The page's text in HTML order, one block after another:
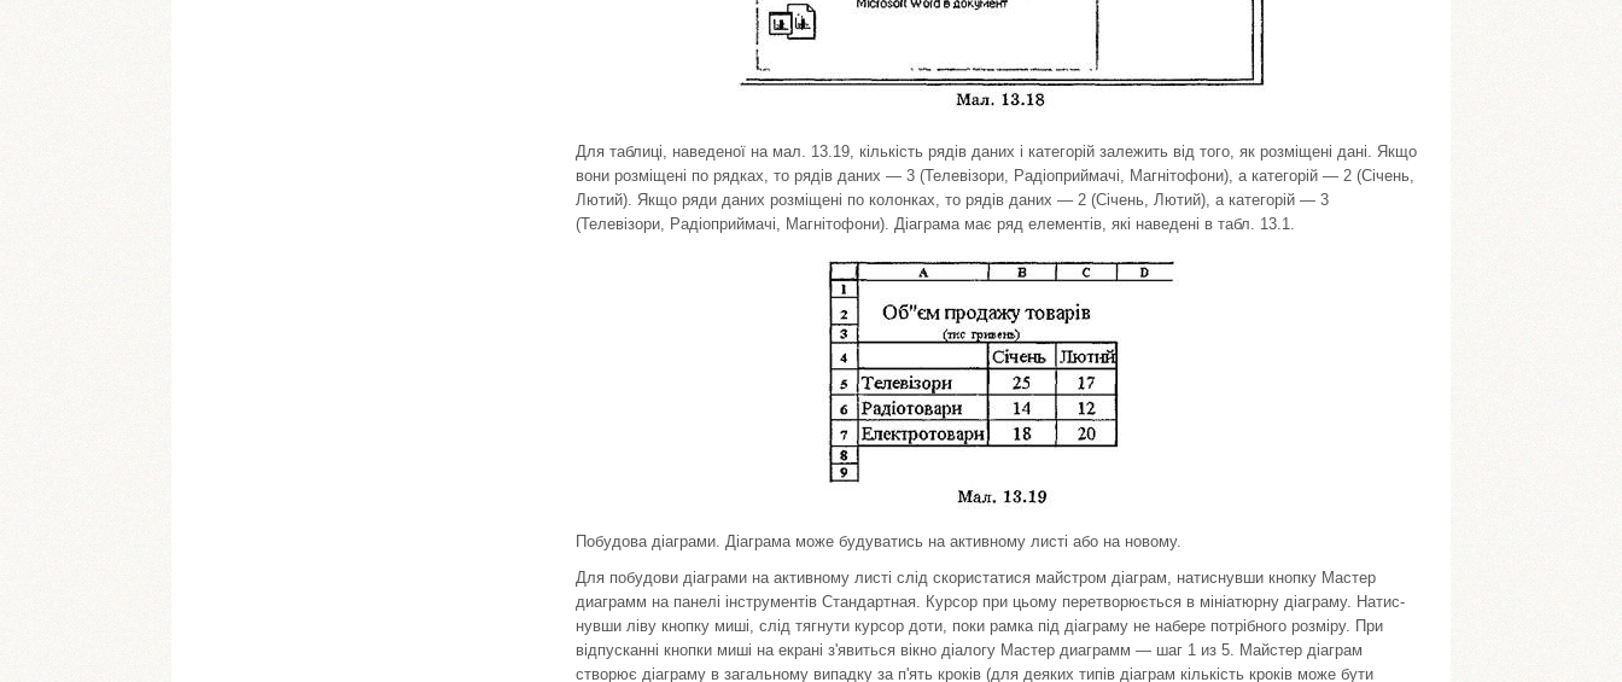
Для таблиці, наведеної на мал. 13.19, кількість рядів даних і категорій залежить від того, як розміщені дані. Якщо
вони розміщені по рядках, то рядів даних — 3 (Телевізори, Радіоприймачі, Магнітофони), а категорій — 2 (Січень,
Лютий). Якщо ряди даних розміщені по колонках, то рядів даних — 2 (Січень, Лютий), а категорій — 3
(Телевізори, Радіоприймачі, Магнітофони). Діаграма має ряд елементів, які наведені в табл. 13.1.
Побудова діаграми. Діаграма може будуватись на активному листі або на новому.
Для побудови діаграми на активному листі слід скористатися майстром діаграм, натиснувши кнопку Мастер
диаграмм на панелі інструментів Стан­дартная. Курсор при цьому перетворюється в мініатюрну діаграму. Натис­
нувши ліву кнопку миші, слід тягнути курсор доти, поки рамка під діаграму не набере потрібного розміру. При
відпусканні кнопки миші на екрані з'явить­ся вікно діалогу Мастер диаграмм — шаг 1 из 5. Майстер діаграм
створює діаграму в загальному випадку за п'ять кроків (для деяких типів діаграм кількість кроків може бути